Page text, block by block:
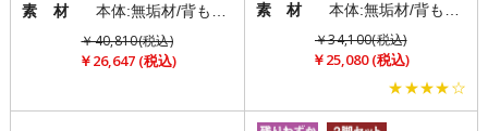
素 材
本体:無垢材/背もたれ:PVC(レザー)/座面:ファブリック(布)
￥40,810(税込)
￥26,647 (税込)
素 材
本体:無垢材/背もたれ:PVC(レザー)/座面:PVC(レザー)
￥34,100(税込)
￥25,080 (税込)
★★★★☆